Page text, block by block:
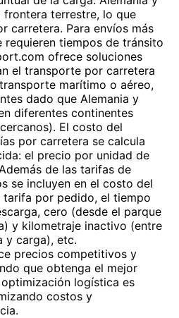
frontera terrestre, lo que
carretera. Para envíos más
requieren tiempos de tránsito
ofrece soluciones
el transporte por carretera
marítimo o aéreo,
dado que Alemania y
diferentes continentes
El costo del
por carretera se calcula
el precio por unidad de
de las tarifas de
se incluyen en el costo del
por pedido, el tiempo
cero (desde el parque
y kilometraje inactivo (entre
y carga), etc.
precios competitivos y
que obtenga el mejor
logística es
costos y